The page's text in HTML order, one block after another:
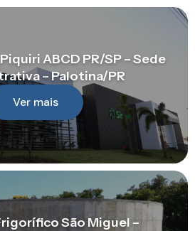
ABCD PR/SP – Sede
– Palotina/PR
Ver mais
São Miguel –